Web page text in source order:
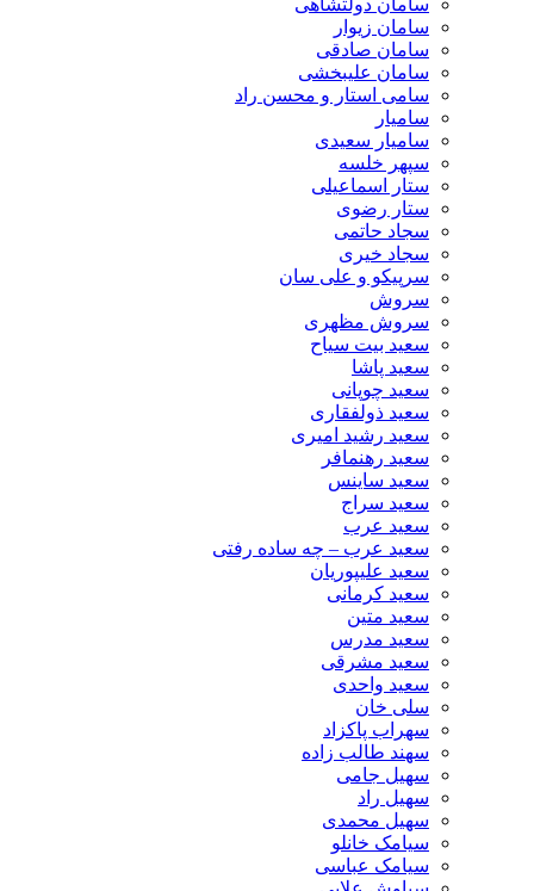
سامان دولتشاهی
سامان زیوار
سامان صادقی
سامان علیبخشی
سامی استار و محسن راد
سامیار
سامیار سعیدی
سپهر خلسه
ستار اسماعیلی
ستار رضوی
سجاد حاتمی
سجاد خیری
سرپیکو و علی سان
سروش
سروش مظهری
سعید بیت سیاح
سعید پاشا
سعید چوپانی
سعید ذولفقاری
سعید رشید امیری
سعید رهنمافر
سعید ساینس
سعید سراج
سعید عرب
سعید عرب – چه ساده رفتی
سعید علیپوریان
سعید کرمانی
سعید متین
سعید مدرس
سعید مشرقی
سعید واحدی
سلی خان
سهراب پاکزاد
سهند طالب زاده
سهیل جامی
سهیل راد
سهیل محمدی
سیامک خانلو
سیامک عباسی